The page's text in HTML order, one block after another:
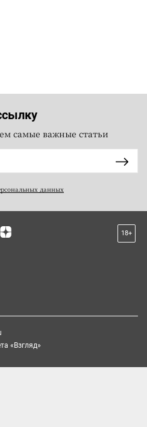
самые важные статьи
данных
18+
«Взгляд»